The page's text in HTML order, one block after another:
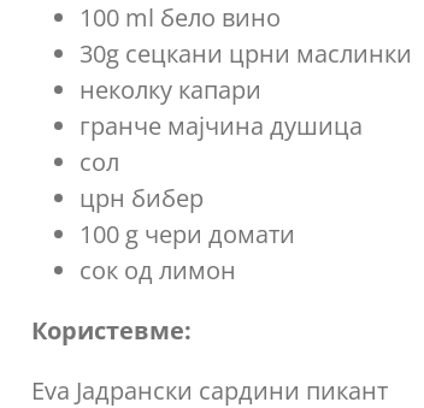
100 ml бело вино
30g сецкани црни маслинки
неколку капари
гранче мајчина душица
сол
црн бибер
100 g чери домати
сок од лимон
Користевме:
Eva Јадрански сардини пикант